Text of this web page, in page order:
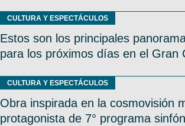
CULTURA Y ESPECTÁCULOS
Estos son los principales
para los próximos días en el Gran
CULTURA Y ESPECTÁCULOS
Obra inspirada en la cosmovisión
protagonista de 7° programa